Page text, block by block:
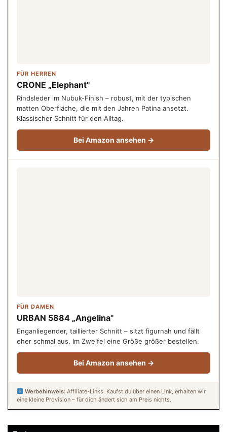
FÜR HERREN
CRONE „Elephant"
Rindsleder im Nubuk-Finish – robust, mit der typischen
matten Oberfläche, die mit den Jahren Patina ansetzt.
Klassischer Schnitt für den Alltag.
Bei Amazon ansehen →
FÜR DAMEN
URBAN 5884 „Angelina"
Enganliegender, taillierter Schnitt – sitzt figurnah und fällt
eher schmal aus. Im Zweifel eine Größe größer bestellen.
Bei Amazon ansehen →
Werbehinweis:Affiliate-Links. Kaufst du über einen Link, erhalten wir
eine kleine Provision – für dich ändert sich am Preis nichts.